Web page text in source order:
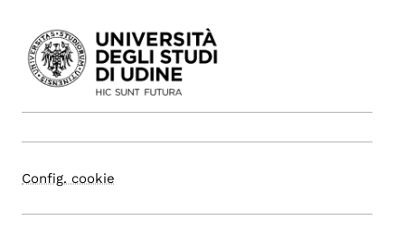
Config. cookie